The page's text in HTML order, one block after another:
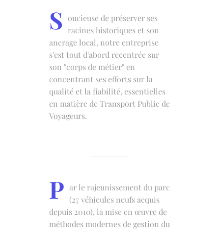
S
oucieuse de préserver ses
racines historiques et son
ancrage local, notre entreprise
s'est tout d'abord recentrée sur
son "corps de métier" en
concentrant ses efforts sur la
qualité et la fiabilité, essentielles
en matière de Transport Public de
Voyageurs.
P ar le rajeunissement du parc
(27 véhicules neufs acquis
depuis 2010), la mise en œuvre de
méthodes modernes de gestion du